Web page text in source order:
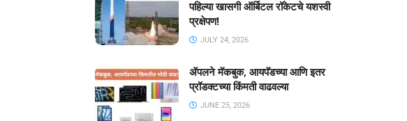
पहिल्या खासगी ऑर्बिटल रॉकेटचे यशस्वी
प्रक्षेपण!
JULY 24, 2026
ॲपलने मॅकबुक, आयपॅडच्या आणि इतर
प्रॉडक्टच्या किंमती वाढवल्या
JUNE 25, 2026